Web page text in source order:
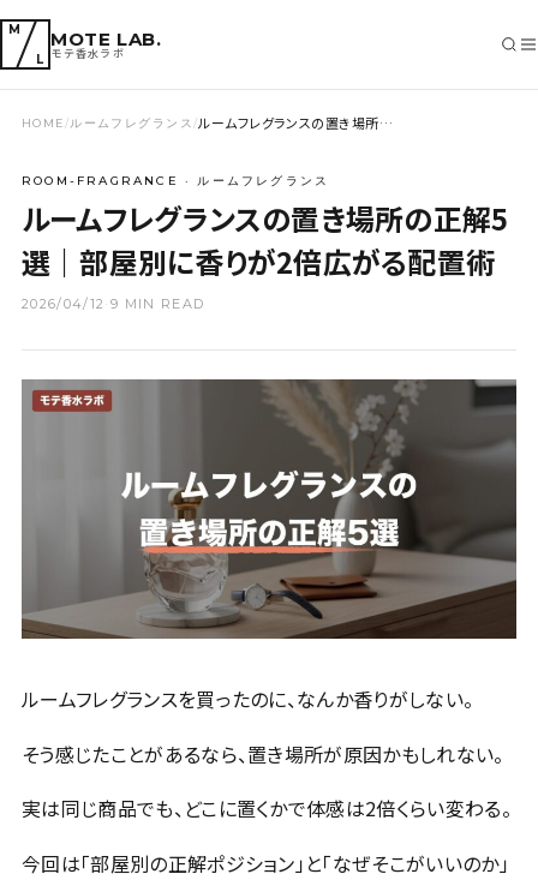
M
L
MOTE LAB.
モテ香水ラボ
HOME / ルームフレグランス /ルームフレグランスの置き場所…
ROOM-FRAGRANCE · ルームフレグランス
ルームフレグランスの置き場所の正解5
選｜部屋別に香りが2倍広がる配置術
2026/04/12 ·9 MIN READ
ルームフレグランスを買ったのに、なんか香りがしない。
そう感じたことがあるなら、置き場所が原因かもしれない。
実は同じ商品でも、どこに置くかで体感は2倍くらい変わる。
今回は「部屋別の正解ポジション」と「なぜそこがいいのか」